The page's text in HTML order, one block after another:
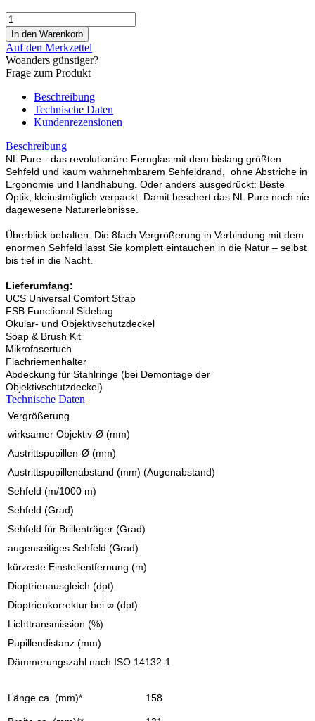
Auf den Merkzettel
Woanders günstiger?
Frage zum Produkt
Beschreibung
Technische Daten
Kundenrezensionen
Beschreibung
NL Pure - das revolutionäre Fernglas mit dem bislang größten
Sehfeld und kaum wahrnehmbarem Sehfeldrand, ohne Abstriche in
Ergonomie und Handhabung. Oder anders ausgedrückt: Beste
Optik, kleinstmöglich verpackt. Damit beschert das NL Pure noch nie
dagewesene Naturerlebnisse.
Überblick behalten. Die 8fach Vergrößerung in Verbindung mit dem
enormen Sehfeld lässt Sie komplett eintauchen in die Natur – selbst
bis tief in die Nacht.
Lieferumfang:
UCS Universal Comfort Strap
FSB Functional Sidebag
Okular- und Objektivschutzdeckel
Soap & Brush Kit
Mikrofasertuch
Flachriemenhalter
Abdeckung für Stahlringe (bei Demontage der
Objektivschutzdeckel)
Technische Daten
Vergrößerung
wirksamer Objektiv-Ø (mm)
Austrittspupillen-Ø (mm)
Austrittspupillenabstand (mm) (Augenabstand)
Sehfeld (m/1000 m)
Sehfeld (Grad)
Sehfeld für Brillenträger (Grad)
augenseitiges Sehfeld (Grad)
kürzeste Einstellentfernung (m)
Dioptrienausgleich (dpt)
Dioptrienkorrektur bei ∞ (dpt)
Lichttransmission (%)
Pupillendistanz (mm)
Dämmerungszahl nach ISO 14132-1
Länge ca. (mm)* 158